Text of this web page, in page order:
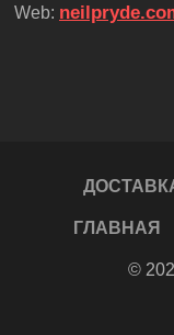
Web:
ГЛАВНАЯ
©